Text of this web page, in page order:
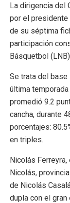
La dirigencia del
por el presidente
de su séptima
participación
Básquetbol
Se trata del base
última
promedió 9.2
cancha, durante
porcentajes:
en triples.
Nicolás
Nicolás,
de Nicolás
dupla con el gran